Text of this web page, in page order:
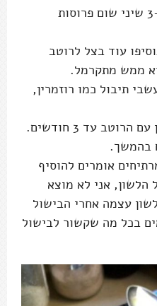
מוזמנים להוסיף גם 3-4 שיני שום פרוסות
עוד בצל לרוטב
ממש מתקרמל.
תיבול כמו רוזמרין,
עד 3 חודשים.
בהמשך.
אומרים להוסיף
הלשון, אני לא מוצא
עצמה אחרי הבישול
בכל מה שקשור לבישול